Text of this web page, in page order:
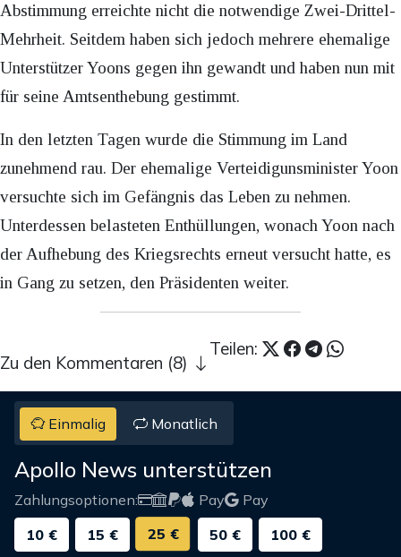
Abstimmung erreichte nicht die notwendige Zwei-Drittel-
Mehrheit. Seitdem haben sich jedoch mehrere ehemalige
Unterstützer Yoons gegen ihn gewandt und haben nun mit
für seine Amtsenthebung gestimmt.
In den letzten Tagen wurde die Stimmung im Land
zunehmend rau. Der ehemalige Verteidigunsminister Yoon
versuchte sich im Gefängnis das Leben zu nehmen.
Unterdessen belasteten Enthüllungen, wonach Yoon nach
der Aufhebung des Kriegsrechts erneut versucht hatte, es
in Gang zu setzen, den Präsidenten weiter.
Teilen:
Zu den Kommentaren (8)
Einmalig Monatlich
Apollo News unterstützen
Zahlungsoptionen: Pay
Pay
10 €
15 € 25 € 50 € 100 €